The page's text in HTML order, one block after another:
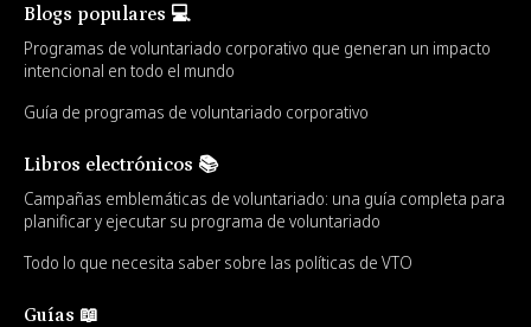
Blogs populares 💻
Programas de voluntariado corporativo que generan un impacto
intencional en todo el mundo
Guía de programas de voluntariado corporativo
Libros electrónicos 📚
Campañas emblemáticas de voluntariado: una guía completa para
planificar y ejecutar su programa de voluntariado
Todo lo que necesita saber sobre las políticas de VTO
Guías 📖